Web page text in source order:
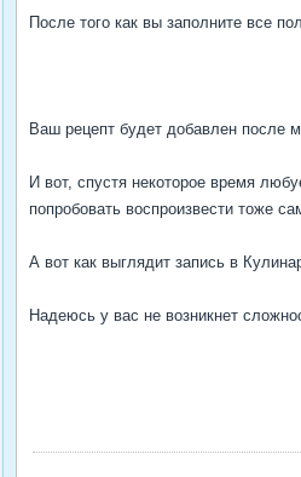
После того как вы заполните все
Ваш рецепт будет добавлен после
И вот, спустя некоторое время
попробовать воспроизвести тоже
А вот как выглядит запись в
Надеюсь у вас не возникнет